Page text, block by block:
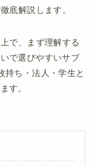
底解説します。
で、まず理解する
で選びやすいサブ
持ち・法人・学生と
す。